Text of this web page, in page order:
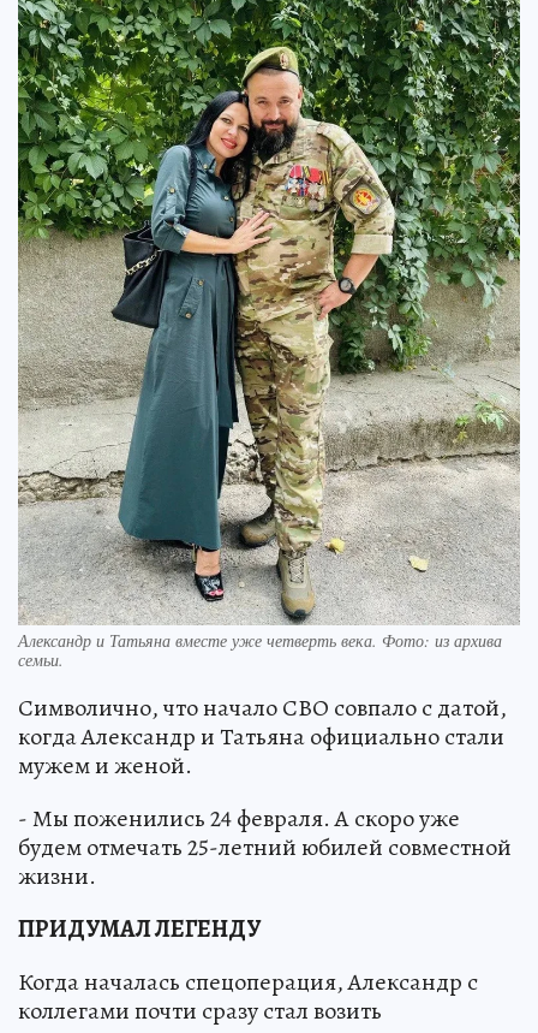
Александр и Татьяна вместе уже четверть века. Фото: из архива
семьи.
Символично, что начало СВО совпало с датой,
когда Александр и Татьяна официально стали
мужем и женой.
- Мы поженились 24 февраля. А скоро уже
будем отмечать 25-летний юбилей совместной
жизни.
ПРИДУМАЛ ЛЕГЕНДУ
Когда началась спецоперация, Александр с
коллегами почти сразу стал возить